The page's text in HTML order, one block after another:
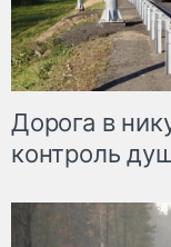
Дорога в
контроль